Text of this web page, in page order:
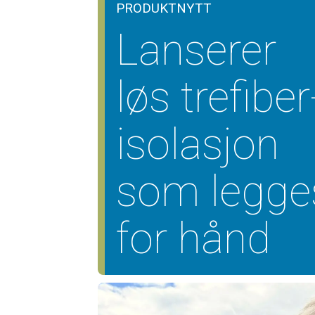
PRODUKTNYTT
Lanserer
løs
isolasjon
som
for hånd